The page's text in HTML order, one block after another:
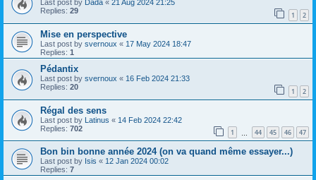
Last post by Dada « 21 Aug 2024 21:25
Replies: 29 1 2
Mise en perspective
Last post by svernoux « 17 May 2024 18:47
Replies: 1
Pédantix
Last post by svernoux « 16 Feb 2024 21:33
Replies: 20 1 2
Régal des sens
Last post by Latinus « 14 Feb 2024 22:42
Replies: 702 1 44 45 46 47
Bon bin bonne année 2024 (on va quand même essayer...)
Last post by Isis « 12 Jan 2024 00:02
Replies: 7